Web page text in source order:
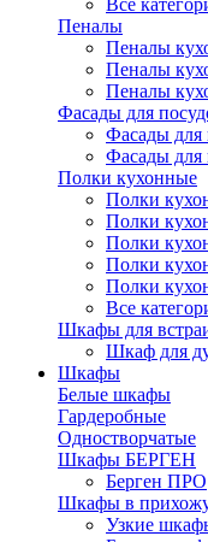
Все
Пеналы
Пеналы
Пеналы
Пеналы
Фасады для
Фасады
Фасады
Полки кухонные
Полки
Полки
Полки
Полки
Полки
Все
Шкафы для
Шкаф для
Шкафы
Белые шкафы
Гардеробные
Одностворчатые
Шкафы БЕРГЕН
Берген ПРО
Шкафы в
Узкие